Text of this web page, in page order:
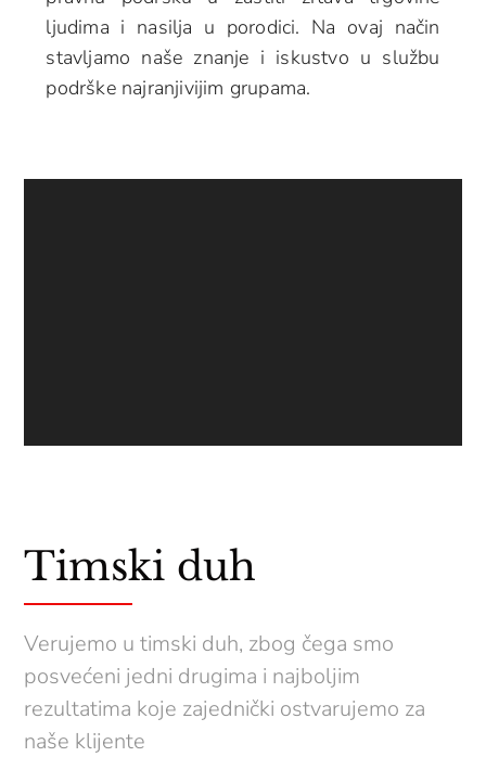
ljudima i nasilja u porodici. Na ovaj način
stavljamo naše znanje i iskustvo u službu
podrške najranjivijim grupama.
Timski duh
Verujemo u timski duh, zbog čega smo
posvećeni jedni drugima i najboljim
rezultatima koje zajednički ostvarujemo za
naše klijente